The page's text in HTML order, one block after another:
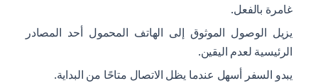
غامرة بالفعل.
يزيل الوصول الموثوق إلى الهاتف المحمول أحد المصادر
الرئيسية لعدم اليقين.
يبدو السفر أسهل عندما يظل الاتصال متاحًا من البداية.